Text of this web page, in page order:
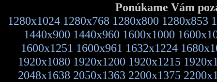
Ponúkame Vám
1280x1024 1280x768 1280x800 1280x853
1440x900 1440x960 1600x1000
1600x1251 1600x961 1632x1224
1920x1080 1920x1200 1920x1215
2048x1638 2050x1363 2200x1375